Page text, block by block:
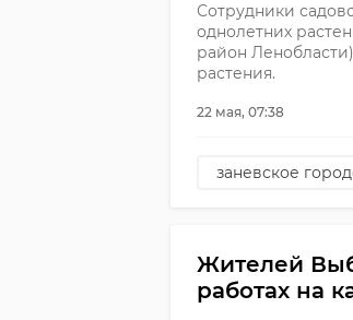
Сотрудники
однолетних
район
растения.
22 мая, 07:38
заневское
Жителей
работах на